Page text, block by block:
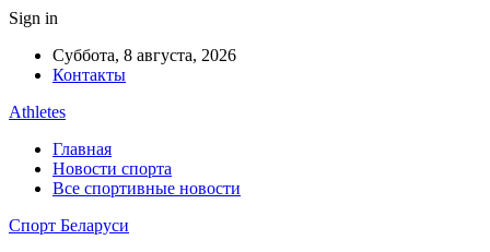
Sign in
Суббота, 8 августа, 2026
Контакты
Athletes
Главная
Новости спорта
Все спортивные новости
Спорт Беларуси